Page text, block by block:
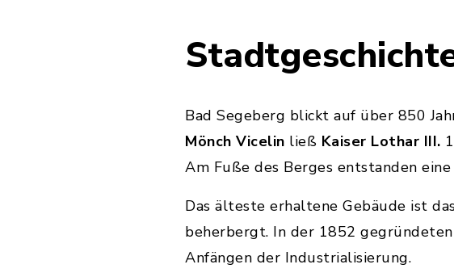
Bad Segeberg blickt auf über 850
Mönch Vicelin ließ Kaiser Lothar III.
Am Fuße des Berges entstanden
Das älteste erhaltene Gebäude ist
beherbergt. In der 1852
Anfängen der Industrialisierung.